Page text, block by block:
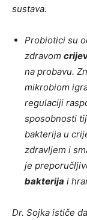
sustava.
Probiotici su
zdravom
na probavu.
mikrobiom
regulaciji
sposobnosti
bakterija u
zdravljem i
je
bakterija i
Dr. Sojka ističe